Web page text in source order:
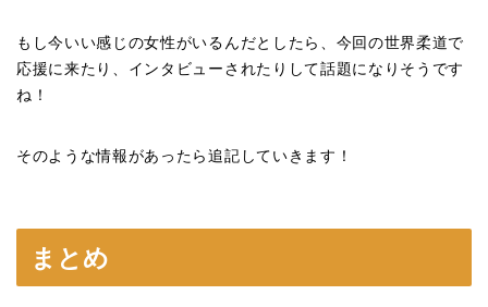
もし今いい感じの女性がいるんだとしたら、今回の世界柔道で
応援に来たり、インタビューされたりして話題になりそうです
ね！
そのような情報があったら追記していきます！
まとめ